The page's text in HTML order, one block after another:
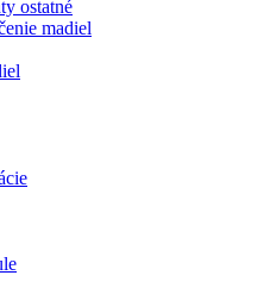
ostatné
madiel